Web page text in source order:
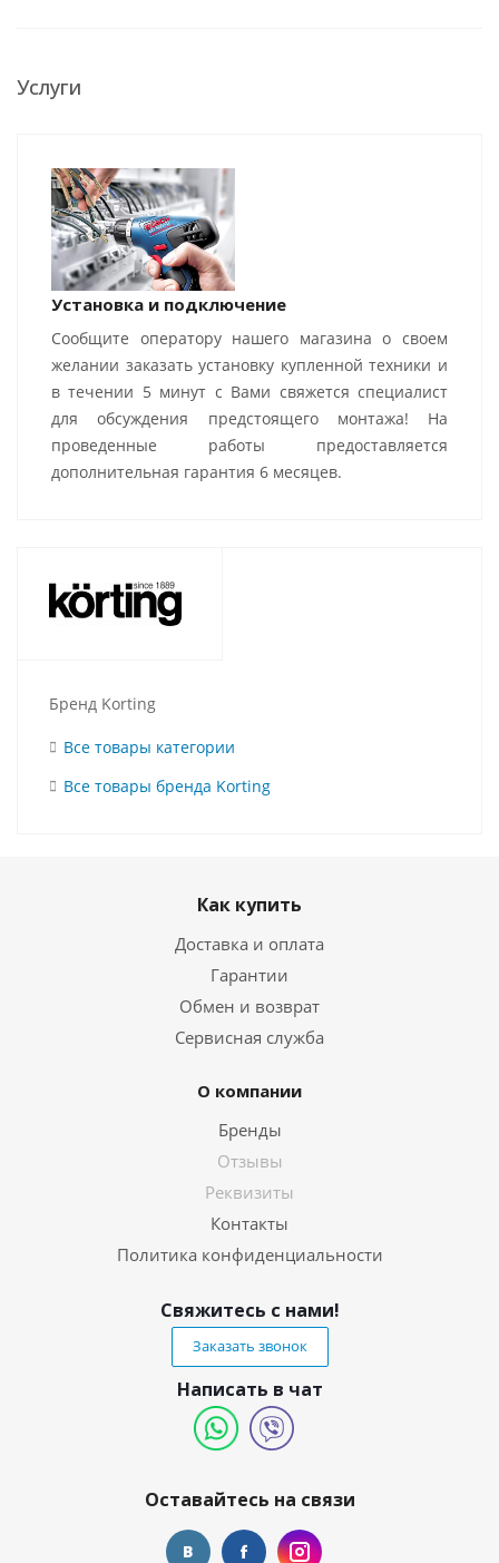
Услуги
Установка и подключение
Сообщите оператору нашего магазина о своем
желании заказать установку купленной техники и
в течении 5 минут с Вами свяжется специалист
для обсуждения предстоящего монтажа! На
проведенные работы предоставляется
дополнительная гарантия 6 месяцев.
Бренд Korting
Все товары категории
Все товары бренда Korting
Как купить
Доставка и оплата
Гарантии
Обмен и возврат
Сервисная служба
О компании
Бренды
Отзывы
Реквизиты
Контакты
Политика конфиденциальности
Свяжитесь с нами!
Заказать звонок
Написать в чат
Оставайтесь на связи